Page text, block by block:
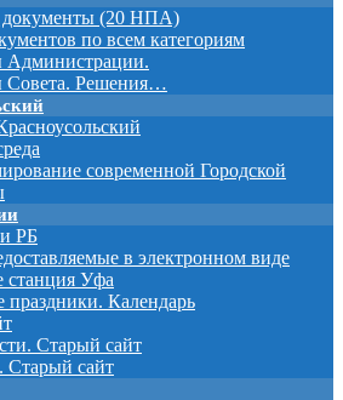
документы (20 НПА)
по всем категориям
Администрации.
Совета. Решения…
современной Городской
РБ
в электронном виде
станция Уфа
Календарь
Старый сайт
сайт